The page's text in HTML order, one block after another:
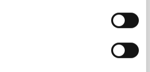
Kaltdach Profile Cold roof cladding
Panels D 70-160 TL
Panels W 40-150
Panels W95-135 TL